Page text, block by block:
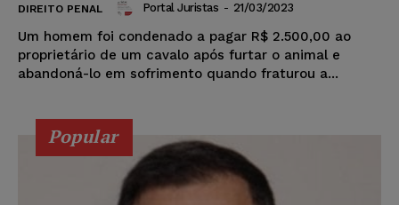
DIREITO PENAL Portal Juristas - 21/03/2023
Um homem foi condenado a pagar R$ 2.500,00 ao
proprietário de um cavalo após furtar o animal e
abandoná-lo em sofrimento quando fraturou a...
Popular